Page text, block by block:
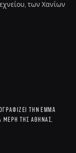
των Χανίων
την Emma
μέρη της Αθήνας,